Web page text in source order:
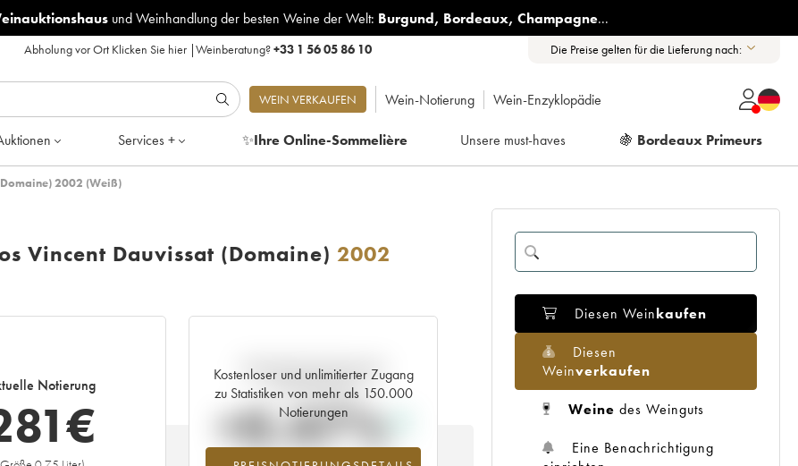
und Weinhandlung der besten Weine der Welt: Burgund, Bordeaux, Champagne...
Abholung vor Ort Klicken Sie hier|Weinberatung?+33 1 56 05 86 10 Die Preise gelten für die Lieferung nach:
WEIN VERKAUFEN Wein-Notierung Wein-Enzyklopädie
Services + ✨Ihre Online-Sommelière Unsere must-haves 🍇 Bordeaux Primeurs
2002 (Weiß)
Vincent Dauvissat (Domaine) 2002
Notierung
€
Kostenloser und unlimitierter Zugang
zu Statistiken von mehr als 150.000
Notierungen
Aktuelle Entwicklung der
Preisnotierung
+0.47%
Diesen Weinkaufen
Diesen
Weinverkaufen
Weine des Weinguts
Eine Benachrichtigung